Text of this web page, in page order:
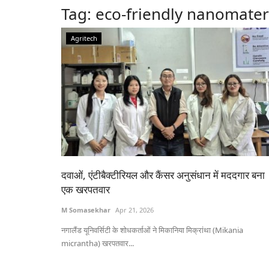
Tag: eco-friendly
Agritech
दवाओं, एंटीबैक्टीरियल और कैंसर अनुसंधान में मददगार बना
एक खरपतवार
M Somasekhar Apr 21, 2026
नगालैंड यूनिवर्सिटी के शोधकर्ताओं ने मिकानिया मिक्रांथा (Mikania
micrantha) खरपतवार...